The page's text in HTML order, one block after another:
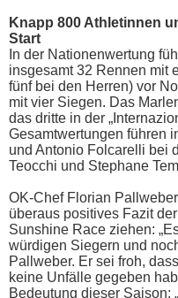
Knapp 800 Athletinnen
Start
In der Nationenwertung
insgesamt 32 Rennen mit
fünf bei den Herren) vor
mit vier Siegen. Das
das dritte in der
Gesamtwertungen führen
und Antonio Folcarelli bei
Teocchi und Stephane
OK-Chef Florian
überaus positives Fazit
Sunshine Race ziehen:
würdigen Siegern und
Pallweber. Er sei froh,
keine Unfälle gegeben
Bedeutung dieser Saison: